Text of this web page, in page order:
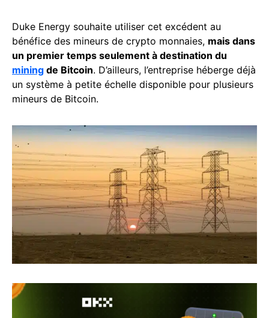
Duke Energy souhaite utiliser cet excédent au
bénéfice des mineurs de crypto monnaies, mais dans
un premier temps seulement à destination du
mining de Bitcoin. D’ailleurs, l’entreprise héberge déjà
un système à petite échelle disponible pour plusieurs
mineurs de Bitcoin.